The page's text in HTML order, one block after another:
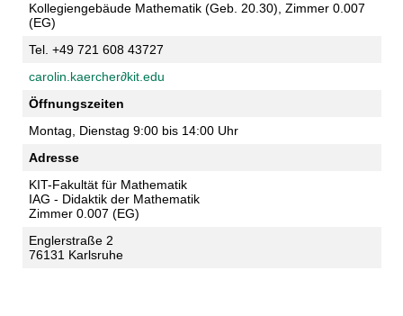
Kollegiengebäude Mathematik (Geb. 20.30), Zimmer 0.007
(EG)
Tel. +49 721 608 43727
carolin.kaercher∂kit.edu
Öffnungszeiten
Montag, Dienstag 9:00 bis 14:00 Uhr
Adresse
KIT-Fakultät für Mathematik
IAG - Didaktik der Mathematik
Zimmer 0.007 (EG)
Englerstraße 2
76131 Karlsruhe